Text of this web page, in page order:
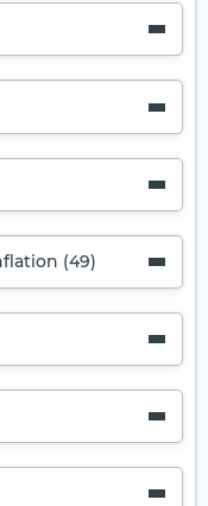
(49)